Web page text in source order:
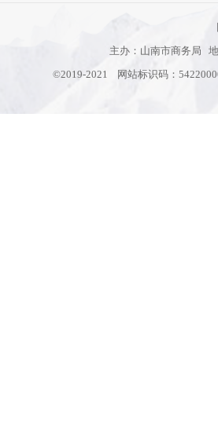
主办：山南市商务局
©2019-2021 网站标识码：